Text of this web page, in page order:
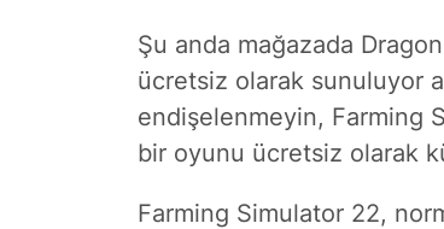
Şu anda mağazada
ücretsiz olarak sunuluyor
endişelenmeyin, Farming
bir oyunu ücretsiz olarak
Farming Simulator 22,